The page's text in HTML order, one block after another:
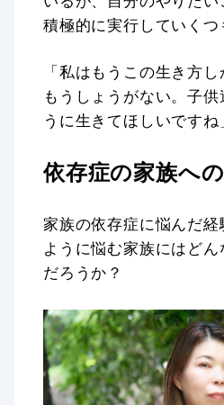
積極的に実行していくつ
「私はもうこの生き方し
もうしょうがない。子
うに生きてほしいですね
依存症の家族へ
家族の依存症に悩んだ
ように悩む家族にはど
だろうか？